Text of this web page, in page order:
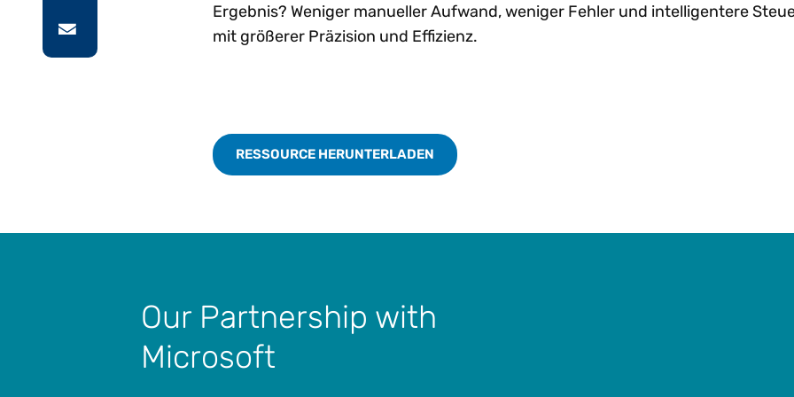
Ergebnis? Weniger manueller Aufwand, weniger Fehler und intelligentere
mit größerer Präzision und Effizienz.
RESSOURCE HERUNTERLADEN
Our Partnership with
Microsoft